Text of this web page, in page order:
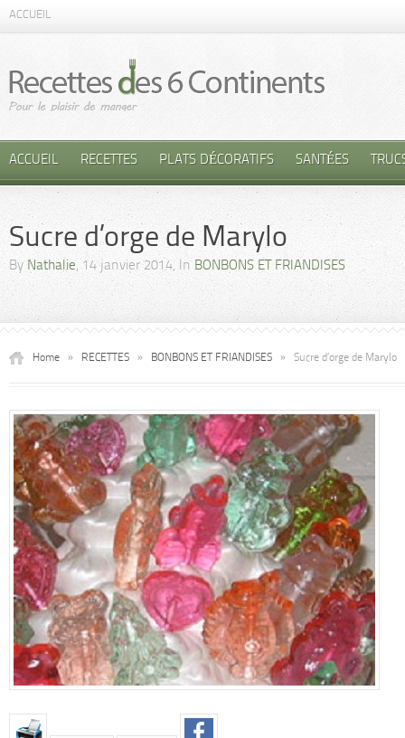
ACCUEIL
ACCUEIL RECETTES PLATS DÉCORATIFS SANTÉES
Sucre d’orge de Marylo
By Nathalie, 14 janvier 2014, In BONBONS ET FRIANDISES
Home » RECETTES » BONBONS ET FRIANDISES » Sucre d’orge de Marylo